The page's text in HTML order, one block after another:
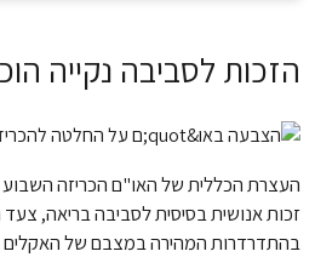
הזכות לסביבה נקייה
העצרת הכללית של האו"ם הכריזה השבוע
זכות אנושית בסיסית לסביבה בריאה,
בהתדרדרות המהירה במצבם של האקלים